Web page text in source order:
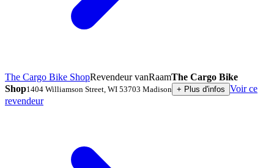
The Cargo Bike ShopRevendeur vanRaamThe Cargo Bike
Shop1404 Williamson Street WI 53703 Madison + Plus d'infos Voir ce
revendeur